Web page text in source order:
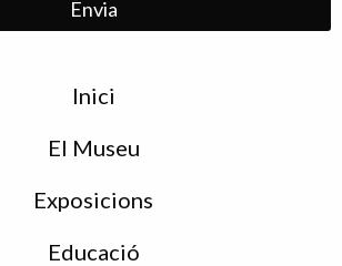
Inici
El Museu
Exposicions
Educació